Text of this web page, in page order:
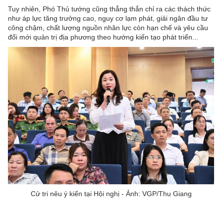
Tuy nhiên, Phó Thủ tướng cũng thẳng thắn chỉ ra các thách thức
như áp lực tăng trưởng cao, nguy cơ lạm phát, giải ngân đầu tư
công chậm, chất lượng nguồn nhân lực còn hạn chế và yêu cầu
đổi mới quản trị địa phương theo hướng kiến tạo phát triển...
Cử tri nêu ý kiến tại Hội nghị - Ảnh: VGP/Thu Giang